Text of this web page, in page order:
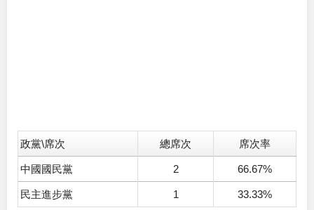
政黨\席次 總席次 席次率
中國國民黨 2 66.67%
民主進步黨 1 33.33%